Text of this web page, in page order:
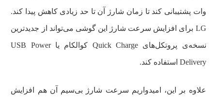
وات پشتیبانی کند تا زمان شارژ آن تا حد زیادی کاهش پیدا کند.
LG برای افزایش سرعت شارژ این گوشی می‌تواند از جدیدترین
نسخه‌ی پروتکل‌های Quick Charge کوالکام یا USB Power
Delivery استفاده کند.
علاوه بر این، امیدواریم سرعت شارژ بی‌سیم آن هم افزایش